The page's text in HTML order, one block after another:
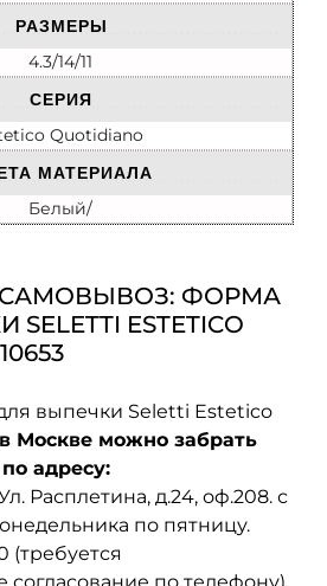
РАЗМЕРЫ
4.3/14/11
СЕРИЯ
Quotidiano
МАТЕРИАЛА
Белый/
САМОВЫВОЗ: ФОРМА
ESTETICO
выпечки Seletti Estetico
в Москве можно забрать
адресу:
Расплетина, д.24, оф.208. с
по пятницу.
(требуется